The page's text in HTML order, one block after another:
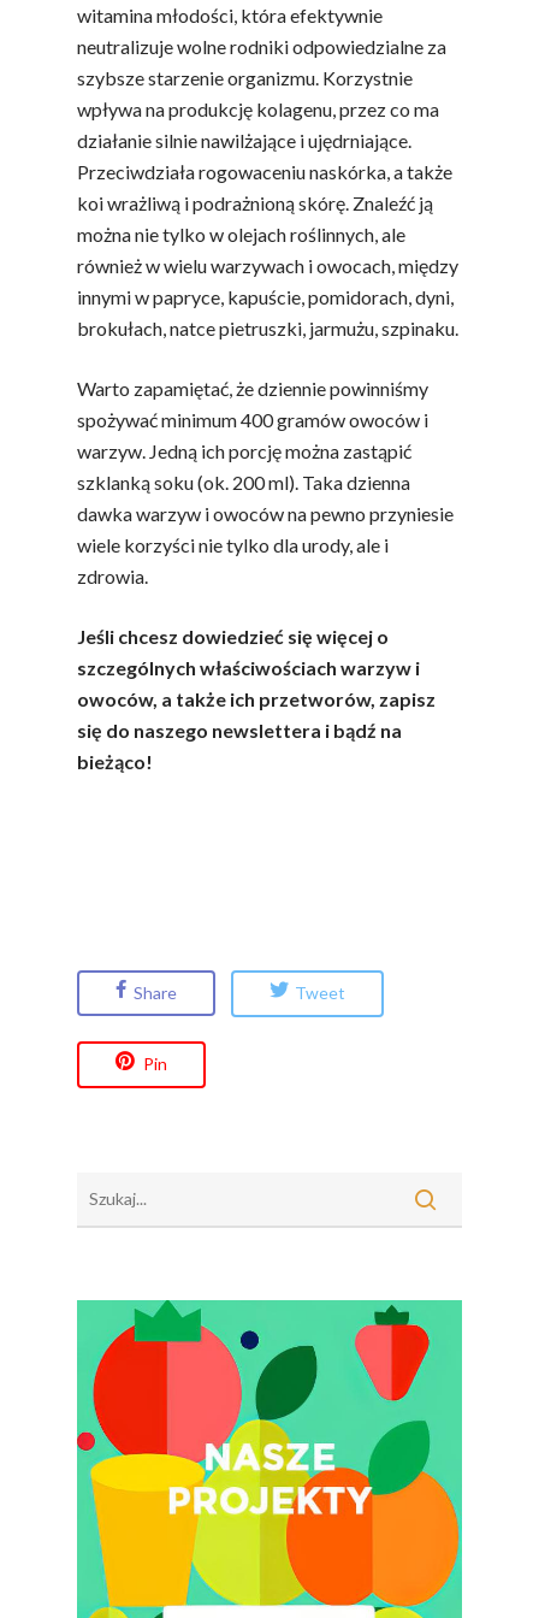
witamina młodości, która efektywnie
neutralizuje wolne rodniki odpowiedzialne za
szybsze starzenie organizmu. Korzystnie
wpływa na produkcję kolagenu, przez co ma
działanie silnie nawilżające i ujędrniające.
Przeciwdziała rogowaceniu naskórka, a także
koi wrażliwą i podrażnioną skórę. Znaleźć ją
można nie tylko w olejach roślinnych, ale
również w wielu warzywach i owocach, między
innymi w papryce, kapuście, pomidorach, dyni,
brokułach, natce pietruszki, jarmużu, szpinaku.
Warto zapamiętać, że dziennie powinniśmy
spożywać minimum 400 gramów owoców i
warzyw. Jedną ich porcję można zastąpić
szklanką soku (ok. 200 ml). Taka dzienna
dawka warzyw i owoców na pewno przyniesie
wiele korzyści nie tylko dla urody, ale i
zdrowia.
Jeśli chcesz dowiedzieć się więcej o
szczególnych właściwościach warzyw i
owoców, a także ich przetworów, zapisz
się do naszego newslettera i bądź na
bieżąco!
Share Tweet
Pin